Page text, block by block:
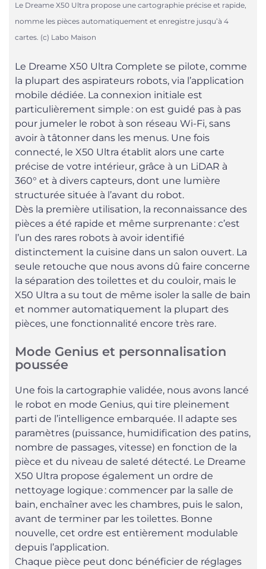
Le Dreame X50 Ultra propose une cartographie précise et rapide,
nomme les pièces automatiquement et enregistre jusqu’à 4
cartes. (c) Labo Maison
Le Dreame X50 Ultra Complete se pilote, comme
la plupart des aspirateurs robots, via l’application
mobile dédiée. La connexion initiale est
particulièrement simple : on est guidé pas à pas
pour jumeler le robot à son réseau Wi-Fi, sans
avoir à tâtonner dans les menus. Une fois
connecté, le X50 Ultra établit alors une carte
précise de votre intérieur, grâce à un LiDAR à
360° et à divers capteurs, dont une lumière
structurée située à l’avant du robot.
Dès la première utilisation, la reconnaissance des
pièces a été rapide et même surprenante : c’est
l’un des rares robots à avoir identifié
distinctement la cuisine dans un salon ouvert. La
seule retouche que nous avons dû faire concerne
la séparation des toilettes et du couloir, mais le
X50 Ultra a su tout de même isoler la salle de bain
et nommer automatiquement la plupart des
pièces, une fonctionnalité encore très rare.
Mode Genius et personnalisation
poussée
Une fois la cartographie validée, nous avons lancé
le robot en mode Genius, qui tire pleinement
parti de l’intelligence embarquée. Il adapte ses
paramètres (puissance, humidification des patins,
nombre de passages, vitesse) en fonction de la
pièce et du niveau de saleté détecté. Le Dreame
X50 Ultra propose également un ordre de
nettoyage logique : commencer par la salle de
bain, enchaîner avec les chambres, puis le salon,
avant de terminer par les toilettes. Bonne
nouvelle, cet ordre est entièrement modulable
depuis l’application.
Chaque pièce peut donc bénéficier de réglages